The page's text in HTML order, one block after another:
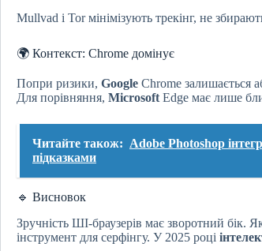
Mullvad і Tor мінімізують трекінг, не
🌍 Контекст: Chrome домінує
Попри ризики, Google Chrome залишається
Для порівняння, MicrosoftEdge має лише
Читайте також: Adobe Photoshop
підказками
🔹 Висновок
Зручність ШІ-браузерів має зворотний бік.
інструмент для серфінгу. У 2025 році